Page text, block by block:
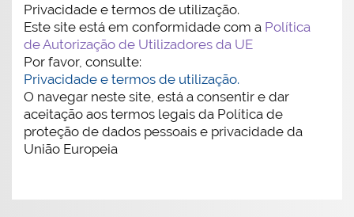
Privacidade e termos de utilização.
Este site está em conformidade com a Política
de Autorização de Utilizadores da UE
Por favor, consulte:
Privacidade e termos de utilização.
O navegar neste site, está a consentir e dar
aceitação aos termos legais da Política de
proteção de dados pessoais e privacidade da
União Europeia